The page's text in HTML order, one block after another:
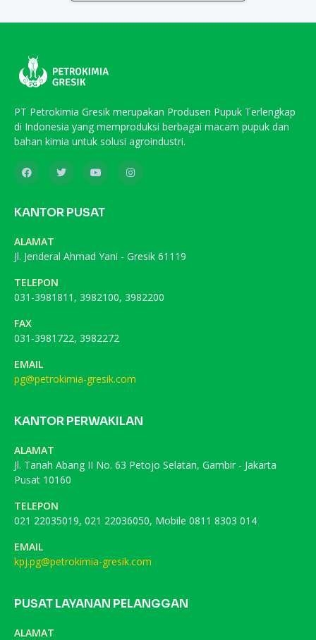
PT Petrokimia Gresik merupakan Produsen Pupuk Terlengkap
di Indonesia yang memproduksi berbagai macam pupuk dan
bahan kimia untuk solusi agroindustri.
KANTOR PUSAT
ALAMAT
Jl. Jenderal Ahmad Yani - Gresik 61119
TELEPON
031-3981811, 3982100, 3982200
FAX
031-3981722, 3982272
EMAIL
pg@petrokimia-gresik.com
KANTOR PERWAKILAN
ALAMAT
Jl. Tanah Abang II No. 63 Petojo Selatan, Gambir - Jakarta
Pusat 10160
TELEPON
021 22035019, 021 22036050, Mobile 0811 8303 014
EMAIL
kpj.pg@petrokimia-gresik.com
PUSAT LAYANAN PELANGGAN
ALAMAT